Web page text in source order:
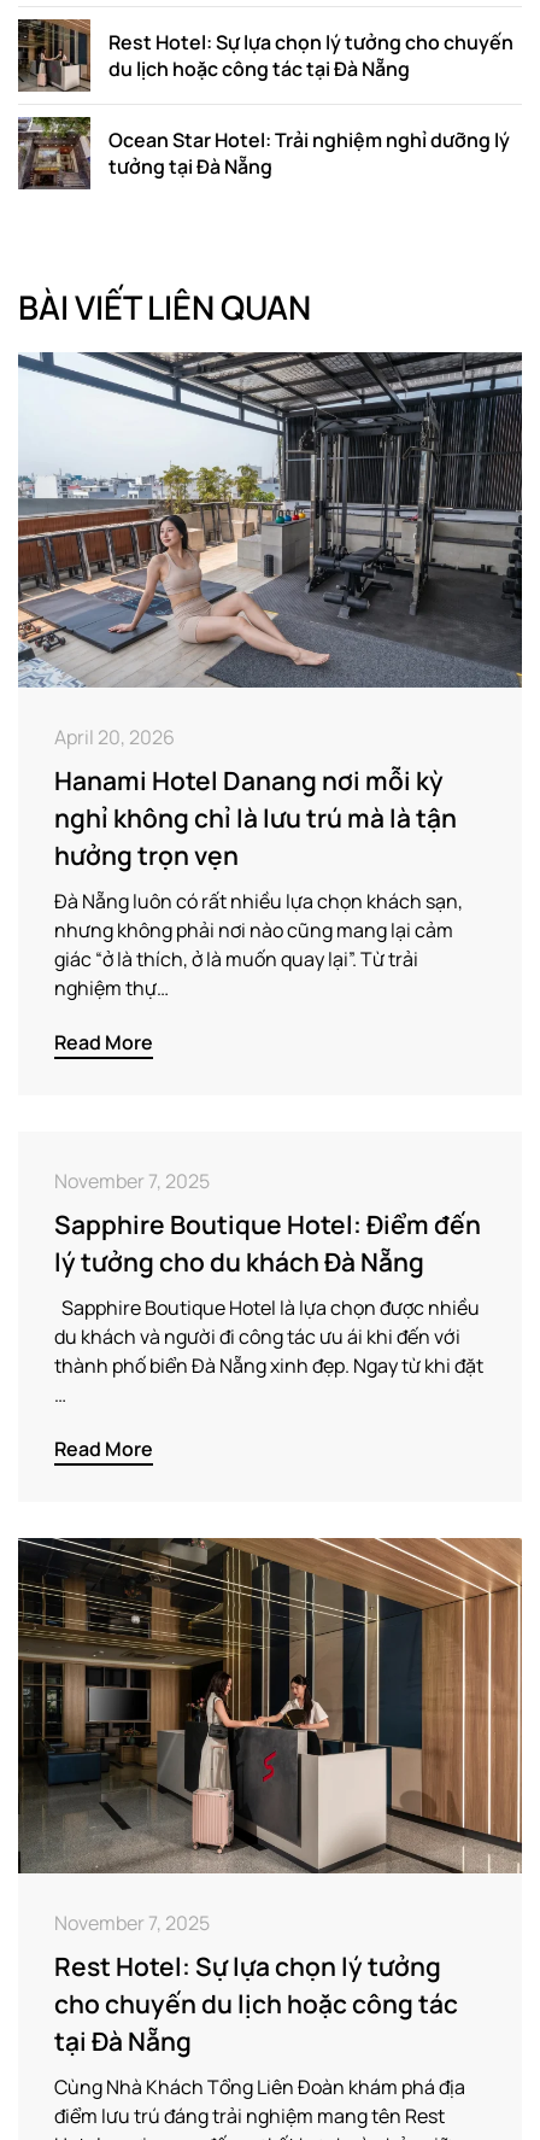
Rest Hotel: Sự lựa chọn lý tưởng cho chuyến
du lịch hoặc công tác tại Đà Nẵng
Ocean Star Hotel: Trải nghiệm nghỉ dưỡng lý
tưởng tại Đà Nẵng
BÀI VIẾT LIÊN QUAN
April 20, 2026
Hanami Hotel Danang nơi mỗi kỳ
nghỉ không chỉ là lưu trú mà là tận
hưởng trọn vẹn
Đà Nẵng luôn có rất nhiều lựa chọn khách sạn,
nhưng không phải nơi nào cũng mang lại cảm
giác “ở là thích, ở là muốn quay lại”. Từ trải
nghiệm thự…
Read More
November 7, 2025
Sapphire Boutique Hotel: Điểm đến
lý tưởng cho du khách Đà Nẵng
Sapphire Boutique Hotel là lựa chọn được nhiều
du khách và người đi công tác ưu ái khi đến với
thành phố biển Đà Nẵng xinh đẹp. Ngay từ khi đặt
…
Read More
November 7, 2025
Rest Hotel: Sự lựa chọn lý tưởng
cho chuyến du lịch hoặc công tác
tại Đà Nẵng
Cùng Nhà Khách Tổng Liên Đoàn khám phá địa
điểm lưu trú đáng trải nghiệm mang tên Rest